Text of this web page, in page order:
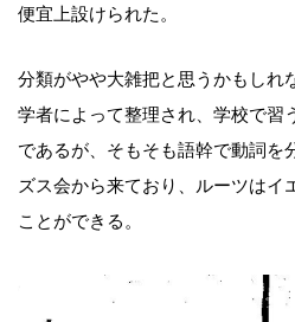
便宜上設けられた。
分類がやや大雑把と思うかもしれ
学者によって整理され、学校で習
であるが、そもそも語幹で動詞を
ズス会から来ており、ルーツはイ
ことができる。